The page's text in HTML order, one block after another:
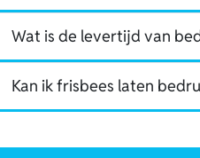
Wat is de levertijd van
Kan ik frisbees laten